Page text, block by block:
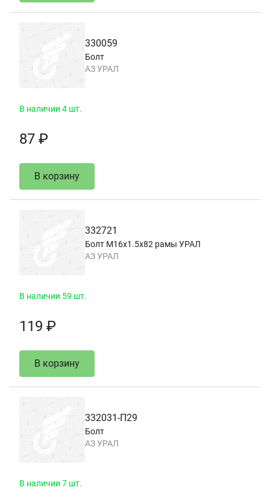
330059
Болт
АЗ УРАЛ
В наличии 4 шт.
87 ₽
В корзину
332721
Болт М16х1.5х82 рамы УРАЛ
АЗ УРАЛ
В наличии 59 шт.
119 ₽
В корзину
332031-П29
Болт
АЗ УРАЛ
В наличии 7 шт.